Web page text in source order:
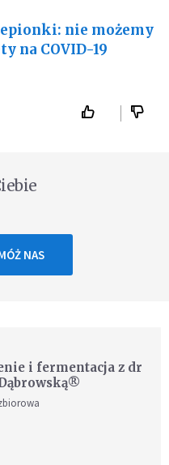
nie możemy
na COVID-19
NAS
i fermentacja z dr